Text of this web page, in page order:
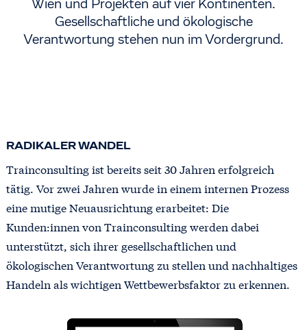
Wien und Projekten auf vier Kontinenten.
Gesellschaftliche und ökologische
Verantwortung stehen nun im Vordergrund.
RADIKALER WANDEL
Trainconsulting ist bereits seit 30 Jahren erfolgreich
tätig. Vor zwei Jahren wurde in einem internen Prozess
eine mutige Neuausrichtung erarbeitet: Die
Kunden:innen von Trainconsulting werden dabei
unterstützt, sich ihrer gesellschaftlichen und
ökologischen Verantwortung zu stellen und nachhaltiges
Handeln als wichtigen Wettbewerbsfaktor zu erkennen.